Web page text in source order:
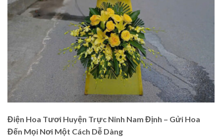
Điện Hoa Tươi Huyện Trực Ninh Nam Định – Gửi Hoa
Đến Mọi Nơi Một Cách Dễ Dàng